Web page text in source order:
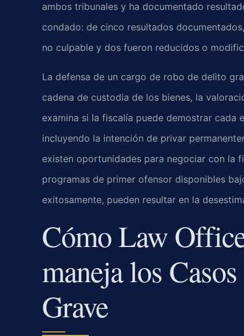
ambos tribunales y ha documentado
condado: de cinco resultados
no culpable y dos fueron reducidos o
La defensa de un cargo de robo de delito
cadena de custodia de los bienes, la
examina si la fiscalía puede demostrar cada
incluyendo la intención de privar
existen oportunidades para negociar con la
programas de primer ofensor disponibles
exitosamente, pueden resultar en la
Cómo Law
maneja los
Grave